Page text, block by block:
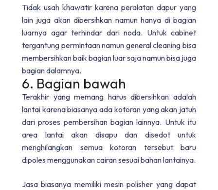
Tidak usah khawatir karena peralatan dapur yang
lain juga akan dibersihkan namun hanya di bagian
luarnya agar terhindar dari noda. Untuk cabinet
tergantung permintaan namun general cleaning bisa
membersihkan baik bagian luar saja namun bisa juga
bagian dalamnya.
6. Bagian bawah
Terakhir yang memang harus dibersihkan adalah
lantai karena biasanya ada kotoran yang akan jatuh
dari proses pembersihan bagian lainnya. Untuk itu
area lantai akan disapu dan disedot untuk
menghilangkan semua kotoran tersebut baru
dipoles menggunakan cairan sesuai bahan lantainya.
Jasa biasanya memiliki mesin polisher yang dapat